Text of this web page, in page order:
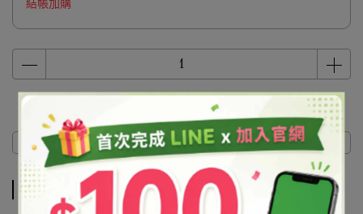
結帳加購
商品介紹
商品介紹